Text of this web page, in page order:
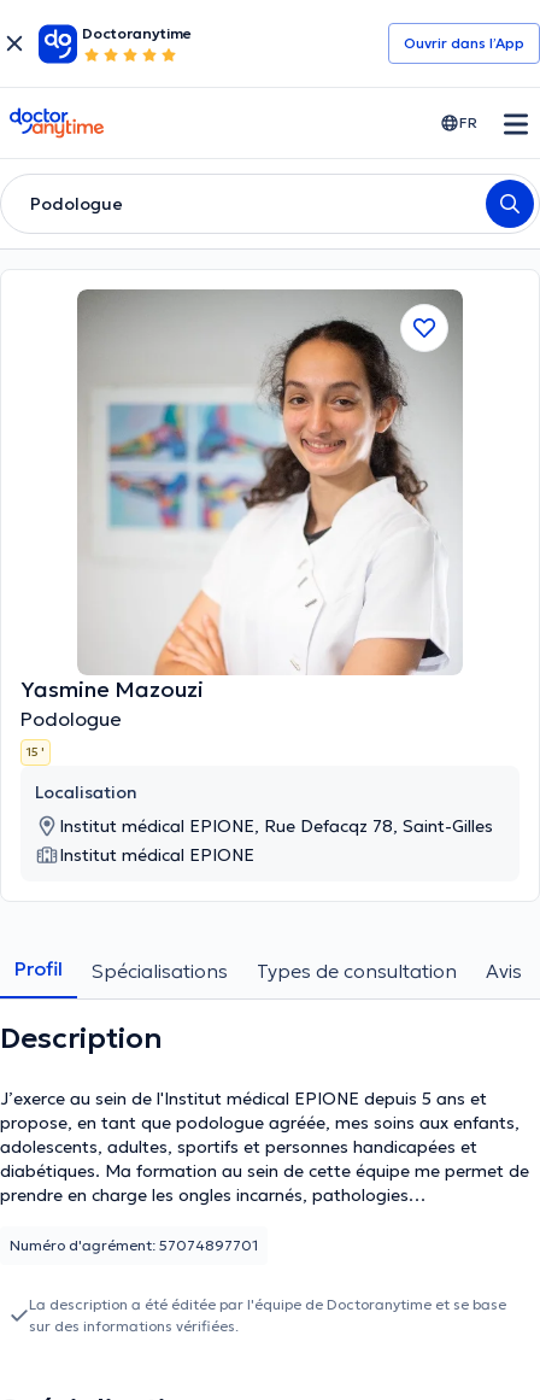
Doctoranytime
Ouvrir dans l’App
doctoranytime FR
Podologue
Yasmine Mazouzi
Podologue
15 '
Localisation
Institut médical EPIONE, Rue Defacqz 78, Saint-Gilles
Institut médical EPIONE
Profil Spécialisations Types de consultation Avis
Description
J’exerce au sein de l'Institut médical EPIONE depuis 5 ans et
propose, en tant que podologue agréée, mes soins aux enfants,
adolescents, adultes, sportifs et personnes handicapées et
diabétiques. Ma formation au sein de cette équipe me permet de
prendre en charge les ongles incarnés, pathologies
proposer des alternatives aux soins classiques. En effet, l'Institut
essentielles BIO) et l’usage des lasers athermiques. Passionnée
par le sport, je n’hésiterai pas lors de votre consultation à vous
Numéro d'agrément: 57074897701
La description a été éditée par l'équipe de Doctoranytime et se base
sur des informations vérifiées.